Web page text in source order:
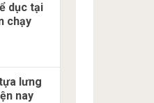
dục tại
chạy
lưng
nay